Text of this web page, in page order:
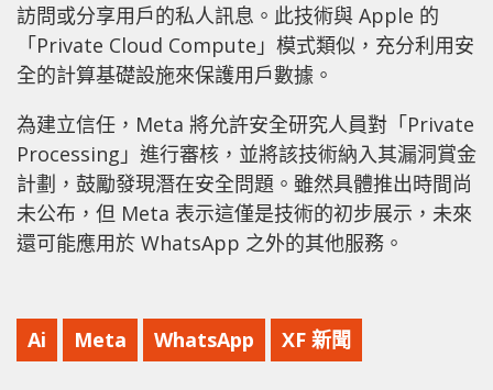
訪問或分享用戶的私人訊息。此技術與 Apple 的
「Private Cloud Compute」模式類似，充分利用安
全的計算基礎設施來保護用戶數據。
為建立信任，Meta 將允許安全研究人員對「Private
Processing」進行審核，並將該技術納入其漏洞賞金
計劃，鼓勵發現潛在安全問題。雖然具體推出時間尚
未公布，但 Meta 表示這僅是技術的初步展示，未來
還可能應用於 WhatsApp 之外的其他服務。
Ai Meta WhatsApp XF 新聞